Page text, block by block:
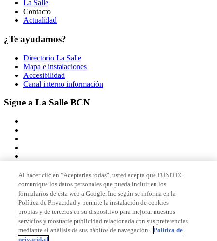
La Salle
Contacto
Actualidad
¿Te ayudamos?
Directorio La Salle
Mapa e instalaciones
Accesibilidad
Canal interno información
Sigue a La Salle BCN
Miembro de
Acreditaciones
Al hacer clic en “Aceptarlas todas”, usted acepta que FUNITEC
comunique los datos personales que pueda incluir en los
formularios de esta web a Google, Inc según se informa en la
Política de Privacidad y permite la instalación de cookies
propias y de terceros en su dispositivo para mejorar nuestros
servicios y mostrarle publicidad relacionada con sus preferencias
mediante el análisis de sus hábitos de navegación. Política de
privacidad